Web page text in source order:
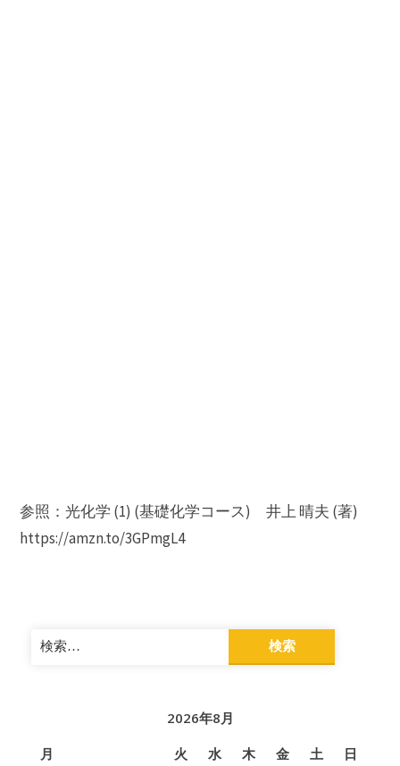
参照：光化学 (1) (基礎化学コース) 井上 晴夫 (著)
https://amzn.to/3GPmgL4
検
索:
2026年8月
月
火 水 木 金 土
日